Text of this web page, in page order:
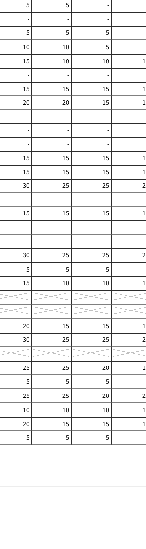
5 5
-
- -
-
5 5 5
10 10 5
15 10 10
- -
-
15 15 15
20 20 15
- -
-
- -
-
- -
-
15 15 15
15 15 15
30 25 25
- -
-
15 15 15
- -
-
- -
-
30 25 25
5 5 5
15 10 10
20 15 15
30 25 25
25 25 20
5 5 5
25 25 20
10 10 10
20 15 15
5 5 5